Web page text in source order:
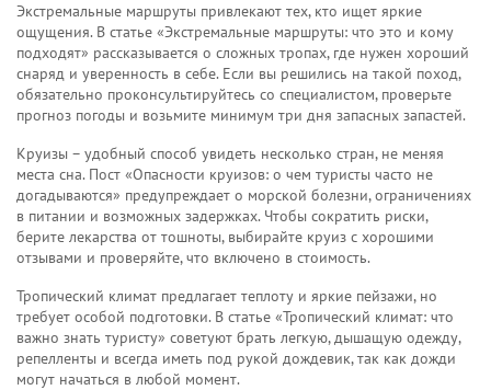
Экстремальные маршруты привлекают тех, кто ищет яркие
ощущения. В статье «Экстремальные маршруты: что это и кому
подходят» рассказывается о сложных тропах, где нужен хороший
снаряд и уверенность в себе. Если вы решились на такой поход,
обязательно проконсультируйтесь со специалистом, проверьте
прогноз погоды и возьмите минимум три дня запасных запастей.
Круизы – удобный способ увидеть несколько стран, не меняя
места сна. Пост «Опасности круизов: о чем туристы часто не
догадываются» предупреждает о морской болезни, ограничениях
в питании и возможных задержках. Чтобы сократить риски,
берите лекарства от тошноты, выбирайте круиз с хорошими
отзывами и проверяйте, что включено в стоимость.
Тропический климат предлагает теплоту и яркие пейзажи, но
требует особой подготовки. В статье «Тропический климат: что
важно знать туристу» советуют брать легкую, дышащую одежду,
репелленты и всегда иметь под рукой дождевик, так как дожди
могут начаться в любой момент.